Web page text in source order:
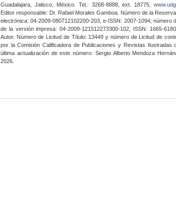
Guadalajara, Jalisco, México. Tel.: 3268-8888, ext. 18775,
Editor responsable: Dr. Rafael Morales Gamboa. Número de la
electrónica: 04-2009-080712102200-203, e-ISSN: 2007-1094;
de la versión impresa: 04-2009-121512273300-102, ISSN: 1665-
Autor. Número de Licitud de Título: 13449 y número de Licitud de
por la Comisión Calificadora de Publicaciones y Revistas
última actualización de este número: Sergio Alberto Mendoza
2026.